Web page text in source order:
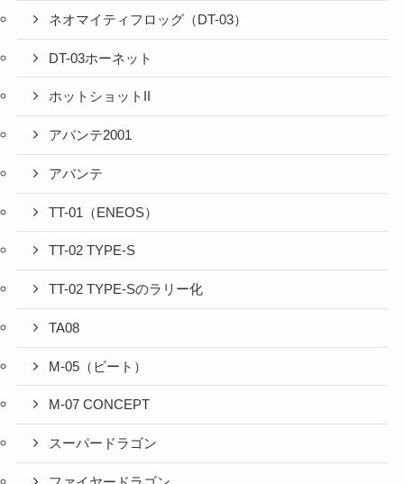
ネオマイティフロッグ（DT-03）
DT-03ホーネット
ホットショットII
アバンテ2001
アバンテ
TT-01（ENEOS）
TT-02 TYPE-S
TT-02 TYPE-Sのラリー化
TA08
M-05（ビート）
M-07 CONCEPT
スーパードラゴン